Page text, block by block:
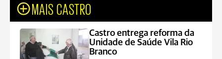
MAIS CASTRO
Castro entrega reforma da
Unidade de Saúde Vila Rio
Branco